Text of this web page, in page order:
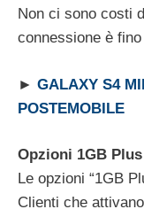
Non ci sono costi
connessione è
► GALAXY S4
POSTEMOBILE
Opzioni 1GB
Le opzioni “1GB
Clienti che